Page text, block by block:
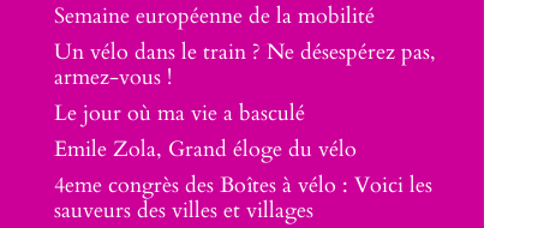
Semaine européenne de la mobilité
Un vélo dans le train ? Ne désespérez pas,
armez-vous !
Le jour où ma vie a basculé
Emile Zola, Grand éloge du vélo
4eme congrès des Boîtes à vélo : Voici les
sauveurs des villes et villages